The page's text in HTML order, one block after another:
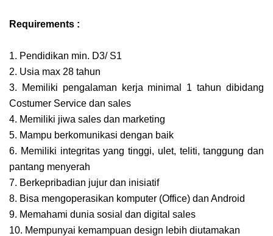
Requirements :
1. Pendidikan min. D3/ S1
2. Usia max 28 tahun
3. Memiliki pengalaman kerja minimal 1 tahun dibidang
Costumer Service dan sales
4. Memiliki jiwa sales dan marketing
5. Mampu berkomunikasi dengan baik
6. Memiliki integritas yang tinggi, ulet, teliti, tanggung dan
pantang menyerah
7. Berkepribadian jujur dan inisiatif
8. Bisa mengoperasikan komputer (Office) dan Android
9. Memahami dunia sosial dan digital sales
10. Mempunyai kemampuan design lebih diutamakan